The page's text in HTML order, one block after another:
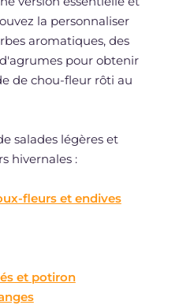
la personnaliser
aromatiques, des
pour obtenir
de chou-fleur rôti au
salades légères et
hivernales :
fleurs et endives
et potiron